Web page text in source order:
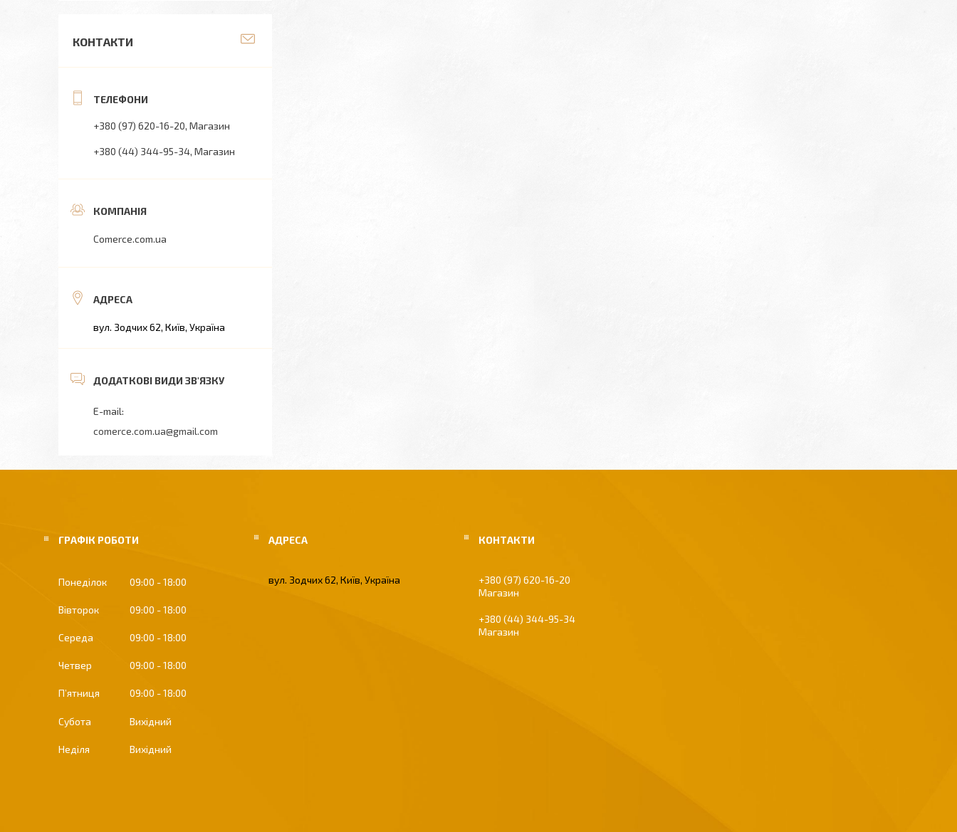
КОНТАКТИ
+380 (97) 620-16-20 Магазин
+380 (44) 344-95-34 Магазин
Comerce.com.ua
вул. Зодчих 62, Київ, Україна
comerce.com.ua@gmail.com
ГРАФІК РОБОТИ
Понеділок 09:00 18:00
Вівторок 09:00 18:00
Середа 09:00 18:00
Четвер 09:00 18:00
Пʼятниця 09:00 18:00
Субота Вихідний
Неділя Вихідний
вул. Зодчих 62, Київ, Україна
+380 (97) 620-16-20
Магазин
+380 (44) 344-95-34
Магазин